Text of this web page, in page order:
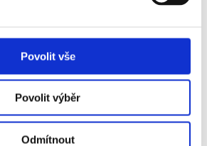
Povolit vše
Povolit výběr
Odmítnout